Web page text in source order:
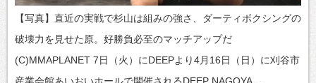
【写真】直近の実戦で杉山は組みの強さ、ダーティボクシングの
破壊力を見せた原。好勝負必至のマッチアップだ
(C)MMAPLANET 7日（火）にDEEPより4月16日（日）に刈谷市